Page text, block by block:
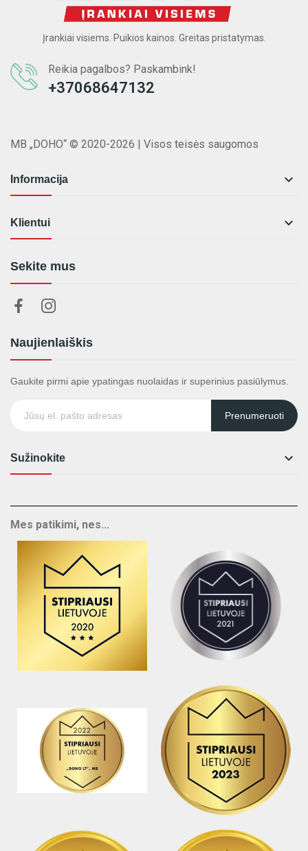
Įrankiai visiems. Puikios kainos. Greitas pristatymas.
Reikia pagalbos? Paskambink!
+37068647132
MB „DOHO“ © 2020-2026 | Visos teisės saugomos
Informacija 
Klientui 
Sekite mus
Naujienlaiškis
Gaukite pirmi apie ypatingas nuolaidas ir superinius pasiūlymus.
Prenumeruoti
Sužinokite 
Mes patikimi, nes...